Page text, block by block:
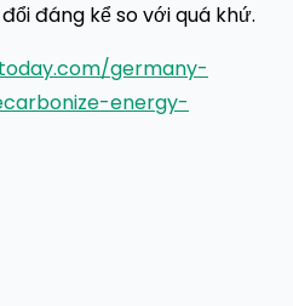
đáng kể so với quá khứ.
germany-
energy-